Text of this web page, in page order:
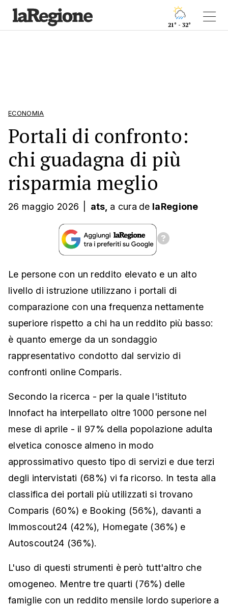
21° - 32°
ECONOMIA
Portali di confronto:
chi guadagna di più
risparmia meglio
26 maggio 2026 ats, a cura de laRegione
Le persone con un reddito elevato e un alto
livello di istruzione utilizzano i portali di
comparazione con una frequenza nettamente
superiore rispetto a chi ha un reddito più basso:
è quanto emerge da un sondaggio
rappresentativo condotto dal servizio di
confronti online Comparis.
Secondo la ricerca - per la quale l'istituto
Innofact ha interpellato oltre 1000 persone nel
mese di aprile - il 97% della popolazione adulta
elvetica conosce almeno in modo
approssimativo questo tipo di servizi e due terzi
degli intervistati (68%) vi fa ricorso. In testa alla
classifica dei portali più utilizzati si trovano
Comparis (60%) e Booking (56%), davanti a
Immoscout24 (42%), Homegate (36%) e
Autoscout24 (36%).
L'uso di questi strumenti è però tutt'altro che
omogeneo. Mentre tre quarti (76%) delle
famiglie con un reddito mensile lordo superiore a